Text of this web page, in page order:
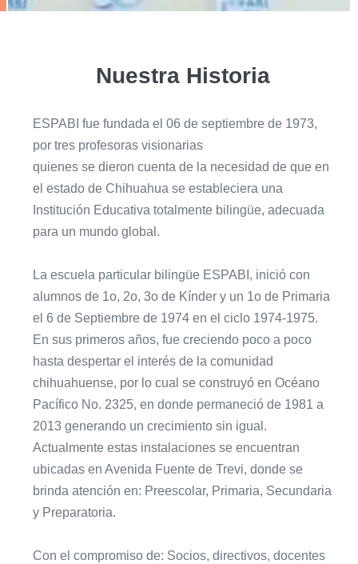
Nuestra Historia
ESPABI fue fundada el 06 de septiembre de 1973,
por tres profesoras visionarias
quienes se dieron cuenta de la necesidad de que en
el estado de Chihuahua se estableciera una
Institución Educativa totalmente bilingüe, adecuada
para un mundo global.
La escuela particular bilingüe ESPABI, inició con
alumnos de 1o, 2o, 3o de Kínder y un 1o de Primaria
el 6 de Septiembre de 1974 en el ciclo 1974-1975.
En sus primeros años, fue creciendo poco a poco
hasta despertar el interés de la comunidad
chihuahuense, por lo cual se construyó en Océano
Pacífico No. 2325, en donde permaneció de 1981 a
2013 generando un crecimiento sin igual.
Actualmente estas instalaciones se encuentran
ubicadas en Avenida Fuente de Trevi, donde se
brinda atención en: Preescolar, Primaria, Secundaria
y Preparatoria.
Con el compromiso de: Socios, directivos, docentes